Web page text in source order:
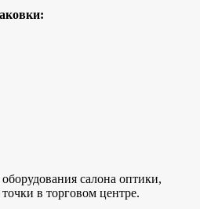
салона оптики,
в торговом центре.